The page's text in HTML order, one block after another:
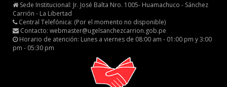
Sede Institucional: Jr. José Balta Nro. 1005- Huamachuco - Sánchez
Carrión - La Libertad
Central Telefónica: (Por el momento no disponible)
Contacto: webmaster@ugelsanchezcarrion.gob.pe
Horario de atención: Lunes a viernes de 08:00 am - 01:00 pm y 3:00
pm - 05:30 pm